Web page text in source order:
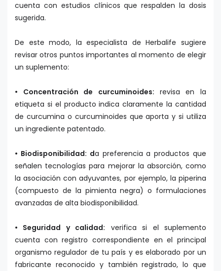
cuenta con estudios clínicos que respalden la dosis
sugerida.
De este modo, la especialista de Herbalife sugiere
revisar otros puntos importantes al momento de elegir
un suplemento:
• Concentración de curcuminoides: revisa en la
etiqueta si el producto indica claramente la cantidad
de curcumina o curcuminoides que aporta y si utiliza
un ingrediente patentado.
• Biodisponibilidad: da preferencia a productos que
señalen tecnologías para mejorar la absorción, como
la asociación con adyuvantes, por ejemplo, la piperina
(compuesto de la pimienta negra) o formulaciones
avanzadas de alta biodisponibilidad.
• Seguridad y calidad: verifica si el suplemento
cuenta con registro correspondiente en el principal
organismo regulador de tu país y es elaborado por un
fabricante reconocido y también registrado, lo que